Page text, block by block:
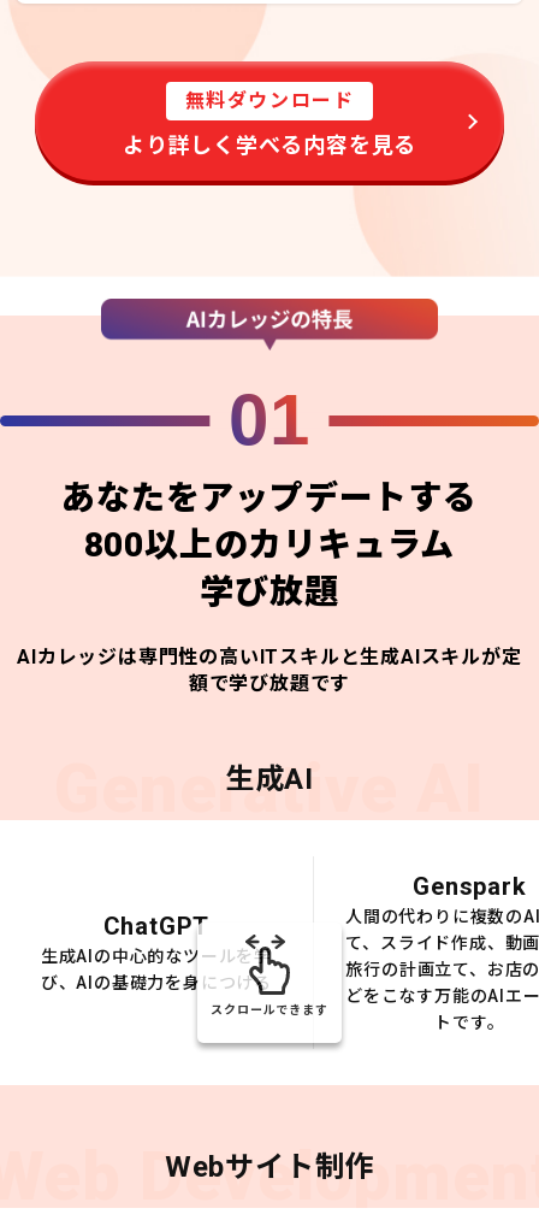
無料ダウンロード
より詳しく学べる内容を見る
01
あなたをアップデートする
800以上のカリキュラム
学び放題
AIカレッジは専門性の高いITスキルと生成AIスキルが定
額で学び放題です
Generative AI
生成AI
ChatGPT
生成AIの中心的なツールを学
び、AIの基礎力を身につける
Genspark
人間の代わりに複数の
て、スライド作成、動
旅行の計画立て、お店
どをこなす万能のAIエ
トです。
スクロールできます
Webサイト制作